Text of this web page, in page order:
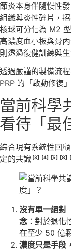
節炎本身伴隨慢性
組織與炎性碎片，
核球可分化為 M2
高濃度血小板與骨
則透過復健訓練與
透過嚴謹的製備流
PRP 的「啟動修復
當前科學
看待「最
綜合現有系統性回
定的共識 [3] [4] [5] [8]
沒有單一絕對
念 ：對於退
在至少 50 億
濃度只是手段